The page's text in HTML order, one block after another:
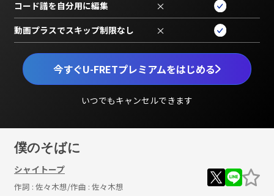
今すぐU-FRETプレミアムをはじめる
いつでもキャンセルできます
コード譜を自分用に編集 ×
動画プラスでスキップ制限なし ×
僕のそばに
シャイトープ
作詞 : 佐々木想/作曲 : 佐々木想